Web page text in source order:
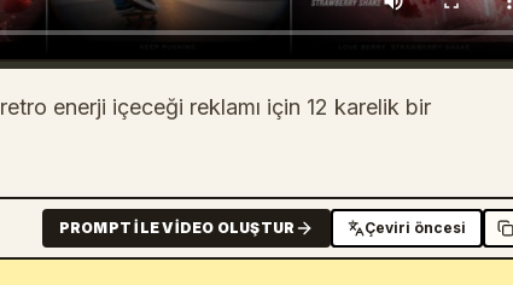
enerji içeceği reklamı için 12 karelik bir
PROMPT ILE VIDEO OLUŞTUR Çeviri öncesi